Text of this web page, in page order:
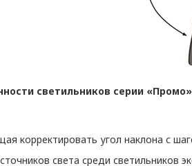
светильников серии «Промо»
корректировать угол наклона с
света среди светильников